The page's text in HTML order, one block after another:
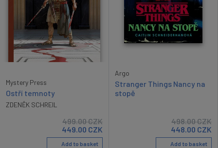
Mystery Press
Ostří temnoty
ZDENĚK SCHREIL
499.00CZK
449.00 CZK
Add to basket
Argo
Stranger Things Nancy na
stopě
498.00CZK
448.00 CZK
Add to basket